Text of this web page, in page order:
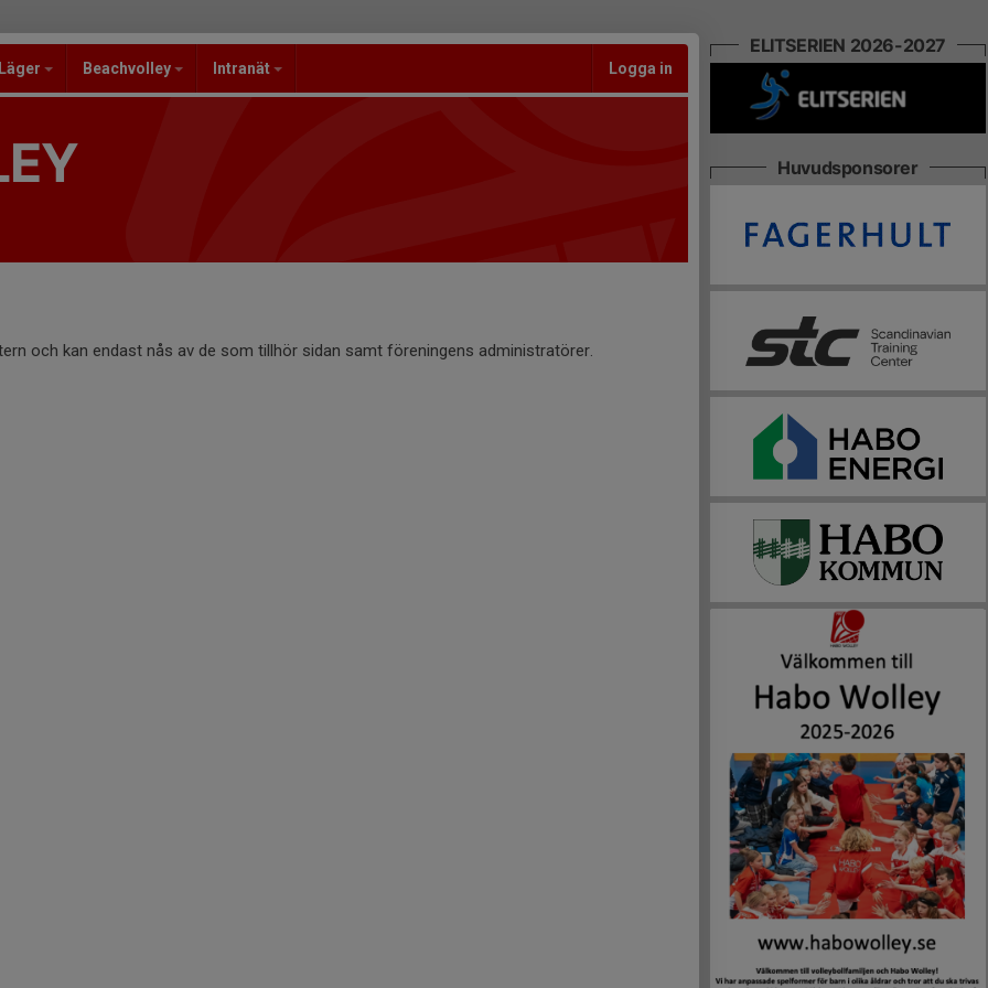
Beachvolley Intranät Logga in
och kan endast nås av de som tillhör sidan samt föreningens administratörer.
ELITSERIEN 2026-2027
Huvudsponsorer